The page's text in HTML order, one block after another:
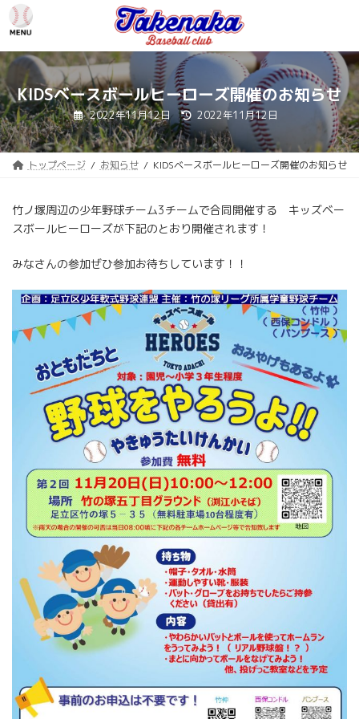
テ
ン
ツ
へ
ス
キ
ッ
プ
ゲ
ー
シ
ョ
ン
に
移
動
KIDSベースボールヒーローズ開催のお知らせ
2022年11月12日 最
更
新
日
時
:
2022年11月12日
トップページ お知らせ KIDSベースボールヒーローズ開催のお知らせ
竹ノ塚周辺の少年野球チーム3チームで合同開催する キッズベー
スボールヒーローズが下記のとおり開催されます！
みなさんの参加ぜひ参加お待ちしています！！